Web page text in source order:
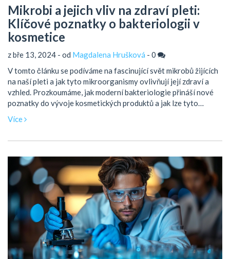
Mikrobi a jejich vliv na zdraví pleti:
Klíčové poznatky o bakteriologii v
kosmetice
z bře 13, 2024 - od Magdalena Hrušková - 0
V tomto článku se podíváme na fascinující svět mikrobů žijících
na naší pleti a jak tyto mikroorganismy ovlivňují její zdraví a
vzhled. Prozkoumáme, jak moderní bakteriologie přináší nové
poznatky do vývoje kosmetických produktů a jak lze tyto
praktické tipy, jak správnou péčí a vhodnou kosmetikou
Více